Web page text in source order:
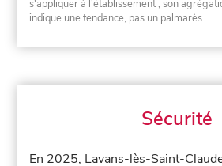
s'appliquer à l'établissement ; son
indique une tendance, pas un palmarès.
Sécurité
En 2025, Lavans-lès-Saint-